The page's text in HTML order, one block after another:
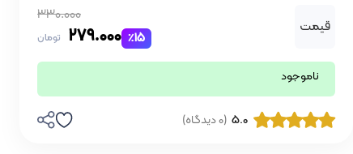
قیمت
330.000
279.000 تومان ٪15
ناموجود
5.0 (0 دیدگاه)